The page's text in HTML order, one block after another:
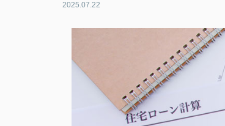
2025.07.22